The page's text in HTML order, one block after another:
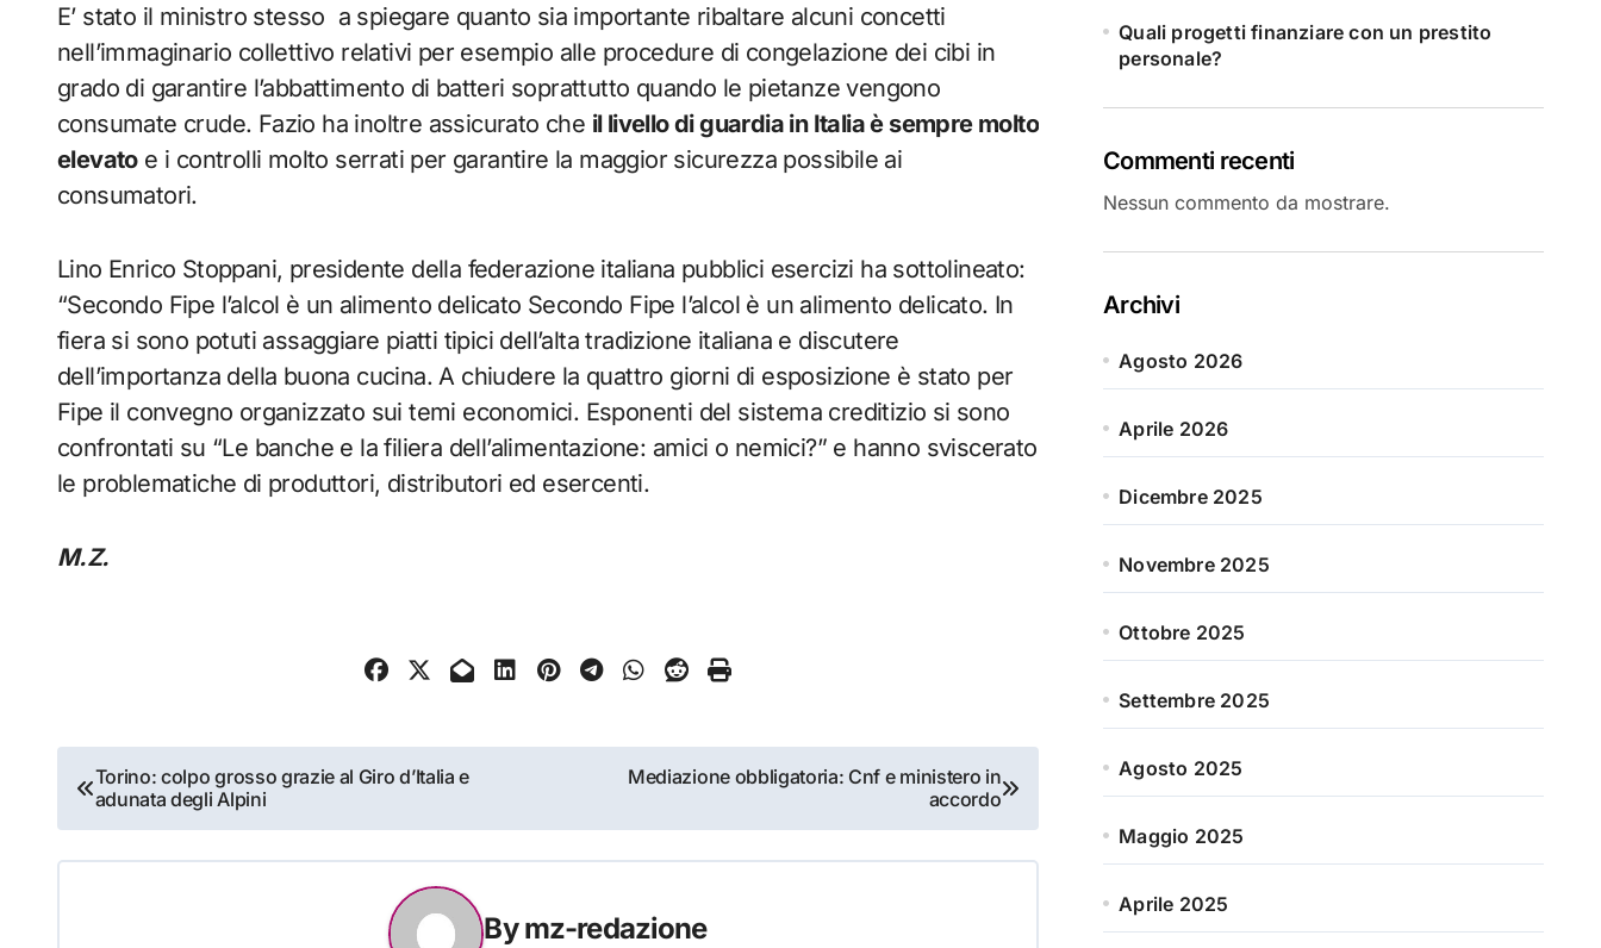
E’ stato il ministro stesso a spiegare quanto sia importante ribaltare alcuni concetti
nell’immaginario collettivo relativi per esempio alle procedure di congelazione dei cibi in
grado di garantire l’abbattimento di batteri soprattutto quando le pietanze vengono
consumate crude. Fazio ha inoltre assicurato che il livello di guardia in Italia è sempre molto
elevatoe i controlli molto serrati per garantire la maggior sicurezza possibile ai
consumatori.
Lino Enrico Stoppani, presidente della federazione italiana pubblici esercizi ha sottolineato:
“Secondo Fipe l’alcol è un alimento delicato Secondo Fipe l’alcol è un alimento delicato. In
fiera si sono potuti assaggiare piatti tipici dell’alta tradizione italiana e discutere
dell’importanza della buona cucina. A chiudere la quattro giorni di esposizione è stato per
Fipe il convegno organizzato sui temi economici. Esponenti del sistema creditizio si sono
confrontati su “Le banche e la filiera dell’alimentazione: amici o nemici?” e hanno sviscerato
le problematiche di produttori, distributori ed esercenti.
M.Z.
Navigazione
articoli
Torino: colpo grosso grazie al Giro d’Italia e
adunata degli Alpini
Mediazione obbligatoria: Cnf e ministero in
accordo
Bymz-redazione
Quali progetti finanziare con un prestito
personale?
Commenti recenti
Nessun commento da mostrare.
Archivi
Agosto 2026
Aprile 2026
Dicembre 2025
Novembre 2025
Ottobre 2025
Settembre 2025
Agosto 2025
Maggio 2025
Aprile 2025